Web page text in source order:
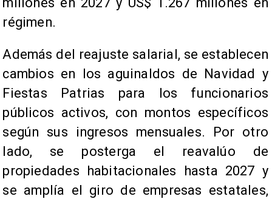
régimen.
Además del reajuste salarial, se establecen
cambios en los aguinaldos de Navidad y
Fiestas Patrias para los funcionarios
públicos activos, con montos específicos
según sus ingresos mensuales. Por otro
lado, se posterga el reavalúo de
propiedades habitacionales hasta 2027 y
se amplía el giro de empresas estatales,